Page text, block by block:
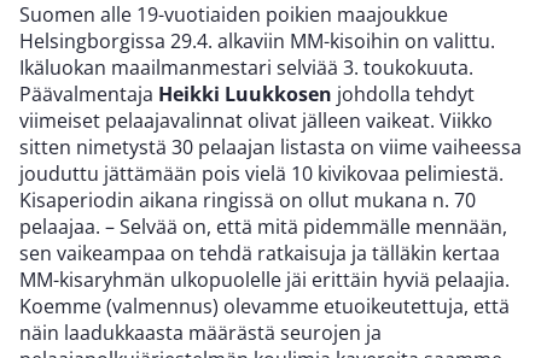
Suomen alle 19-vuotiaiden poikien maajoukkue
Helsingborgissa 29.4. alkaviin MM-kisoihin on valittu.
Ikäluokan maailmanmestari selviää 3. toukokuuta.
Päävalmentaja Heikki Luukkosen johdolla tehdyt
viimeiset pelaajavalinnat olivat jälleen vaikeat. Viikko
sitten nimetystä 30 pelaajan listasta on viime vaiheessa
jouduttu jättämään pois vielä 10 kivikovaa pelimiestä.
Kisaperiodin aikana ringissä on ollut mukana n. 70
pelaajaa. – Selvää on, että mitä pidemmälle mennään,
sen vaikeampaa on tehdä ratkaisuja ja tälläkin kertaa
MM-kisaryhmän ulkopuolelle jäi erittäin hyviä pelaajia.
Koemme (valmennus) olevamme etuoikeutettuja, että
näin laadukkaasta määrästä seurojen ja